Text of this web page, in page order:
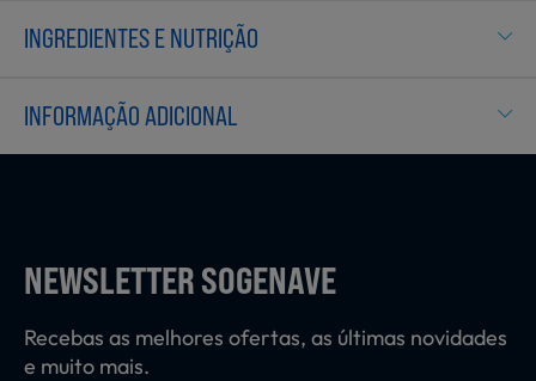
Frutas e Legumes
Mercearia
INGREDIENTES E NUTRIÇÃO
INFORMAÇÃO ADICIONAL
NEWSLETTER SOGENAVE
Recebas as melhores ofertas, as últimas novidades
e muito mais.